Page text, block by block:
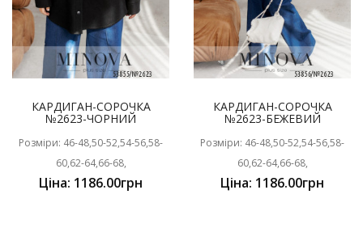
КАРДИГАН-СОРОЧКА
№2623-ЧОРНИЙ
Розміри: 46-48,50-52,54-56,58-
60,62-64,66-68,
Ціна: 1186.00грн
КАРДИГАН-СОРОЧКА
№2623-БЕЖЕВИЙ
Розміри: 46-48,50-52,54-56,58-
60,62-64,66-68,
Ціна: 1186.00грн